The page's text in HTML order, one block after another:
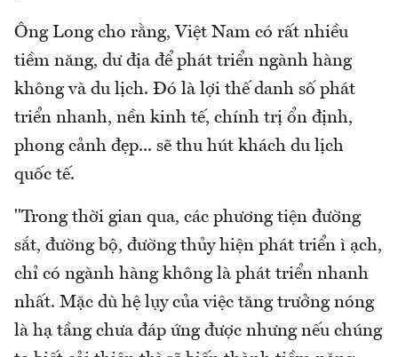
Ông Long cho rằng, Việt Nam có rất nhiều
tiềm năng, dư địa để phát triển ngành hàng
không và du lịch. Đó là lợi thế danh số phát
triển nhanh, nền kinh tế, chính trị ổn định,
phong cảnh đẹp... sẽ thu hút khách du lịch
quốc tế.
"Trong thời gian qua, các phương tiện đường
sắt, đường bộ, đường thủy hiện phát triển ì ạch,
chỉ có ngành hàng không là phát triển nhanh
nhất. Mặc dù hệ lụy của việc tăng trưởng nóng
là hạ tầng chưa đáp ứng được nhưng nếu chúng